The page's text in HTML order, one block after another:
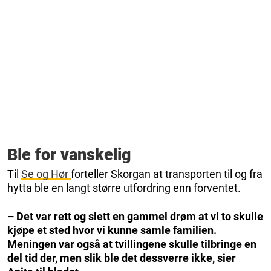
Ble for vanskelig
Til Se og Hørforteller Skorgan at transporten til og fra
hytta ble en langt større utfordring enn forventet.
– Det var rett og slett en gammel drøm at vi to skulle
kjøpe et sted hvor vi kunne samle familien.
Meningen var også at tvillingene skulle tilbringe en
del tid der, men slik ble det dessverre ikke, sier